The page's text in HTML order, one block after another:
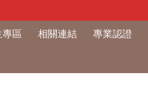
區 相關連結 專業認證